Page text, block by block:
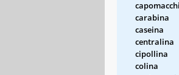
carabina
caseina
centralina
cipollina
colina